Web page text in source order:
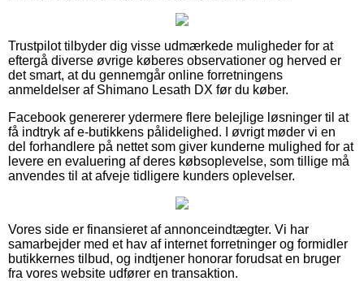
Trustpilot tilbyder dig visse udmærkede muligheder for at
eftergå diverse øvrige køberes observationer og herved er
det smart, at du gennemgår online forretningens
anmeldelser af Shimano Lesath DX før du køber.
Facebook genererer ydermere flere belejlige løsninger til at
få indtryk af e-butikkens pålidelighed. I øvrigt møder vi en
del forhandlere på nettet som giver kunderne mulighed for at
levere en evaluering af deres købsoplevelse, som tillige må
anvendes til at afveje tidligere kunders oplevelser.
Vores side er finansieret af annonceindtægter. Vi har
samarbejder med et hav af internet forretninger og formidler
butikkernes tilbud, og indtjener honorar forudsat en bruger
fra vores website udfører en transaktion.